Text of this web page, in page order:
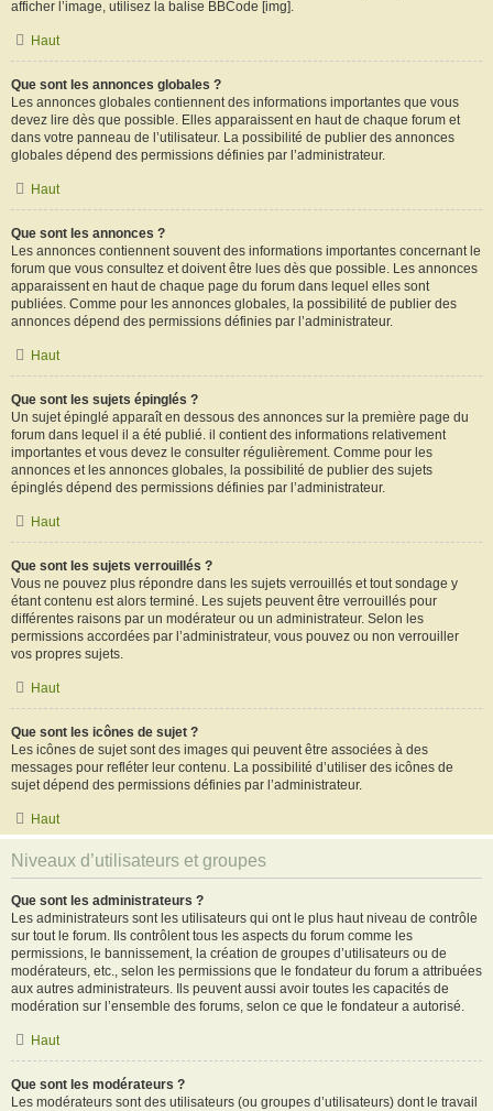
afficher l’image, utilisez la balise BBCode [img].
Haut
Que sont les annonces globales ?
Les annonces globales contiennent des informations importantes que vous
devez lire dès que possible. Elles apparaissent en haut de chaque forum et
dans votre panneau de l’utilisateur. La possibilité de publier des annonces
globales dépend des permissions définies par l’administrateur.
Haut
Que sont les annonces ?
Les annonces contiennent souvent des informations importantes concernant le
forum que vous consultez et doivent être lues dès que possible. Les annonces
apparaissent en haut de chaque page du forum dans lequel elles sont
publiées. Comme pour les annonces globales, la possibilité de publier des
annonces dépend des permissions définies par l’administrateur.
Haut
Que sont les sujets épinglés ?
Un sujet épinglé apparaît en dessous des annonces sur la première page du
forum dans lequel il a été publié. il contient des informations relativement
importantes et vous devez le consulter régulièrement. Comme pour les
annonces et les annonces globales, la possibilité de publier des sujets
épinglés dépend des permissions définies par l’administrateur.
Haut
Que sont les sujets verrouillés ?
Vous ne pouvez plus répondre dans les sujets verrouillés et tout sondage y
étant contenu est alors terminé. Les sujets peuvent être verrouillés pour
différentes raisons par un modérateur ou un administrateur. Selon les
permissions accordées par l’administrateur, vous pouvez ou non verrouiller
vos propres sujets.
Haut
Que sont les icônes de sujet ?
Les icônes de sujet sont des images qui peuvent être associées à des
messages pour refléter leur contenu. La possibilité d’utiliser des icônes de
sujet dépend des permissions définies par l’administrateur.
Haut
Niveaux d’utilisateurs et groupes
Que sont les administrateurs ?
Les administrateurs sont les utilisateurs qui ont le plus haut niveau de contrôle
sur tout le forum. Ils contrôlent tous les aspects du forum comme les
permissions, le bannissement, la création de groupes d’utilisateurs ou de
modérateurs, etc., selon les permissions que le fondateur du forum a attribuées
aux autres administrateurs. Ils peuvent aussi avoir toutes les capacités de
modération sur l’ensemble des forums, selon ce que le fondateur a autorisé.
Haut
Que sont les modérateurs ?
Les modérateurs sont des utilisateurs (ou groupes d’utilisateurs) dont le travail